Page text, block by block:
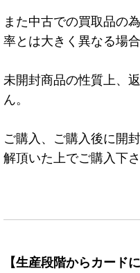
また中古での買取品の
率とは大きく異なる場
未開封商品の性質上、
ん。
ご購入、ご購入後に開
解頂いた上でご購入下さ
【生産段階からカード